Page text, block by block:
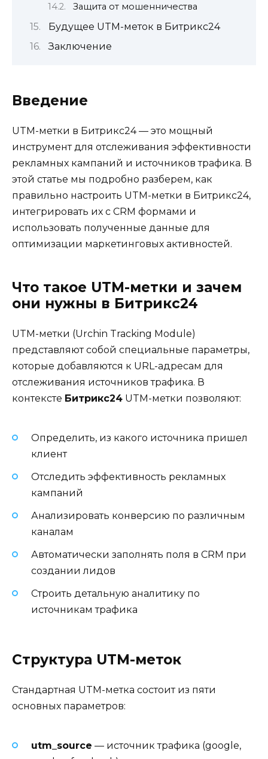
Защита от мошенничества
Будущее UTM-меток в Битрикс24
Заключение
Введение
UTM-метки в Битрикс24 — это мощный
инструмент для отслеживания эффективности
рекламных кампаний и источников трафика. В
этой статье мы подробно разберем, как
правильно настроить UTM-метки в Битрикс24,
интегрировать их с CRM формами и
использовать полученные данные для
оптимизации маркетинговых активностей.
Что такое UTM-метки и зачем
они нужны в Битрикс24
UTM-метки (Urchin Tracking Module)
представляют собой специальные параметры,
которые добавляются к URL-адресам для
отслеживания источников трафика. В
контексте Битрикс24 UTM-метки позволяют:
Определить, из какого источника пришел
клиент
Отследить эффективность рекламных
кампаний
Анализировать конверсию по различным
каналам
Автоматически заполнять поля в CRM при
создании лидов
Строить детальную аналитику по
источникам трафика
Структура UTM-меток
Стандартная UTM-метка состоит из пяти
основных параметров:
utm_source — источник трафика (google,